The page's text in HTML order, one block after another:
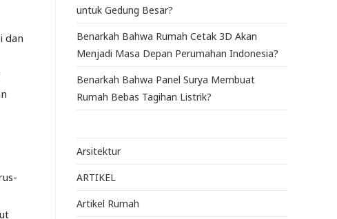
dan
untuk Gedung Besar?
Benarkah Bahwa Rumah Cetak 3D Akan
Menjadi Masa Depan Perumahan Indonesia?
Benarkah Bahwa Panel Surya Membuat
Rumah Bebas Tagihan Listrik?
Arsitektur
ARTIKEL
Artikel Rumah